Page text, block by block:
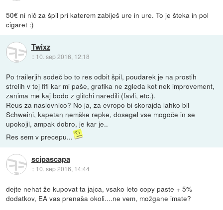
50€ ni nič za špil pri katerem zabiješ ure in ure. To je šteka in pol
cigaret :)
Twixz
:: 10. sep 2016, 12:18
Po trailerjih sodeč bo to res odbit špil, poudarek je na prostih
strelih v tej fifi kar mi paše, grafika ne zgleda kot nek improvement,
zanima me kaj bodo z glitchi naredili (favli, etc.).
Reus za naslovnico? No ja, za evropo bi skorajda lahko bil
Schweini, kapetan nemške repke, dosegel vse mogoče in se
upokojil, ampak dobro, je kar je..
Res sem v precepu...
scipascapa
:: 10. sep 2016, 14:44
dejte nehat že kupovat ta jajca, vsako leto copy paste + 5%
dodatkov, EA vas prenaša okoli....ne vem, možgane imate?